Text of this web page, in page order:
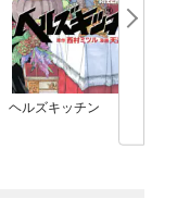
ヘルズキッチン